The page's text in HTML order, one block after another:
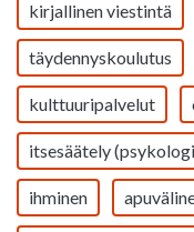
kirjallinen viestintä
täydennyskoulutus
kulttuuripalvelut
itsesäätely
ihminen